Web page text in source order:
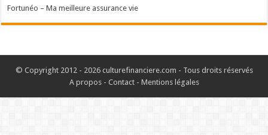
Fortunéo – Ma meilleure assurance vie
© Copyright 2012 - 2026 culturefinanciere.com - Tous droits réservés
A propos- Contact- Mentions légales